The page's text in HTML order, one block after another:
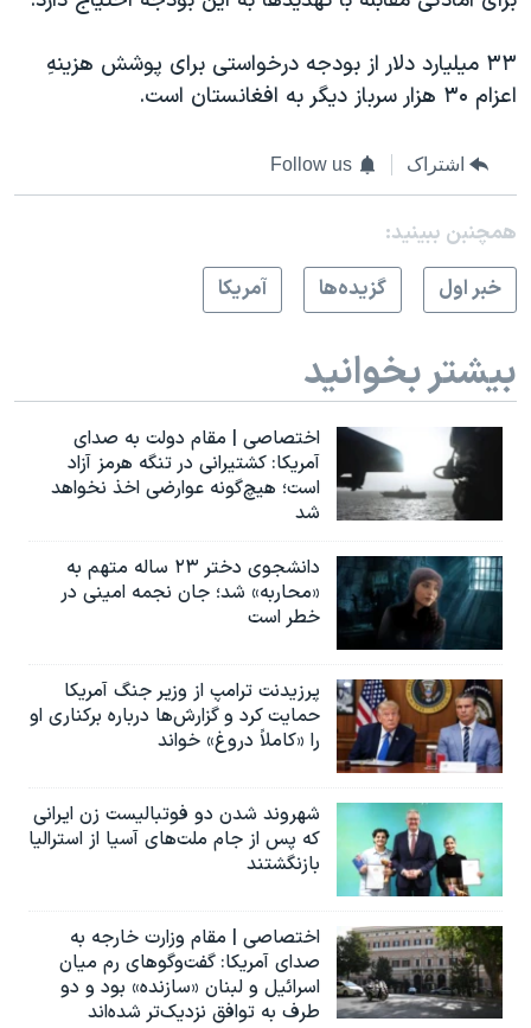
همایش محافظه‌کاران آمریکا «سی‌پک»
سفر پرزیدنت ترامپ به چین
۳۳ ميليارد دلار از بودجه درخواستی برای پوشش هزينهِ
اعزام ۳۰ هزار سرباز ديگر به افغانستان است.
اشتراک Follow us
همچنبن ببینید:
خبر اول
گزيده‌ها آمريکا
بیشتر بخوانید
اختصاصی | مقام دولت به صدای
آمریکا: کشتیرانی در تنگه هرمز آزاد
است؛ هیچ‌گونه عوارضی اخذ نخواهد
شد
دانشجوی دختر ۲۳ ساله متهم به
«محاربه» شد؛ جان نجمه امینی در
خطر است
پرزیدنت ترامپ از وزیر جنگ آمریکا
حمایت کرد و گزارش‌ها درباره برکناری او
را «کاملاً دروغ» خواند
شهروند شدن دو فوتبالیست زن ایرانی
که پس از جام ملت‌های آسیا از استرالیا
بازنگشتند
اختصاصی | مقام وزارت خارجه به
صدای آمریکا: گفت‌وگوهای رم میان
اسرائیل و لبنان «سازنده» بود و دو
طرف به توافق نزدیک‌تر شده‌اند